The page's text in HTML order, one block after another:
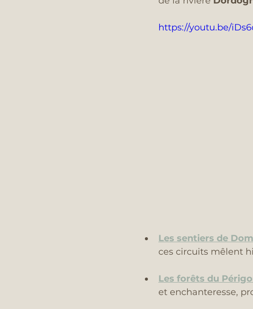
https://youtu.be/
Les sentiers de
ces circuits mêlent
Les forêts du
et enchanteresse,